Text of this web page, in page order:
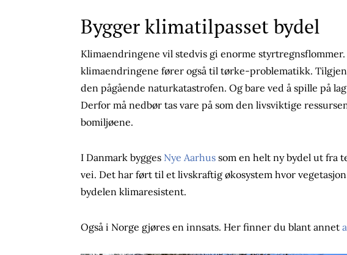
Bygger klimatilpasset bydel
Klimaendringene vil stedvis gi enorme
klimaendringene fører også til tørke-problematikk.
den pågående naturkatastrofen. Og bare ved å spille på
Derfor må nedbør tas vare på som den livsviktige
bomiljøene.
I Danmark bygges Nye Aarhus som en helt ny bydel ut fra
vei. Det har ført til et livskraftig økosystem hvor
bydelen klimaresistent.
Også i Norge gjøres en innsats. Her finner du blant annet